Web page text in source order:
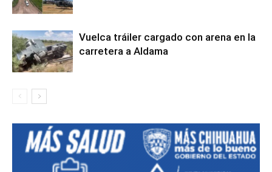
Vuelca tráiler cargado con arena en la
carretera a Aldama